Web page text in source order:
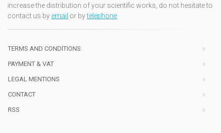
increase the distribution of your scientific works, do not hesitate to
contact us by email or bytelephone
TERMS AND CONDITIONS
PAYMENT & VAT
LEGAL MENTIONS
CONTACT
RSS